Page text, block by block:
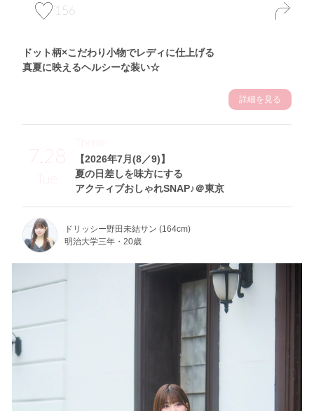
156
ドット柄×こだわり小物でレディに仕上げる
真夏に映えるヘルシーな装い☆
詳細を見る
7.28
Tue
【2026年7月(8／9)】
夏の日差しを味方にする
アクティブおしゃれSNAP♪＠東京
Theme
ドリッシー野田未結サン (164cm)
明治大学三年・20歳